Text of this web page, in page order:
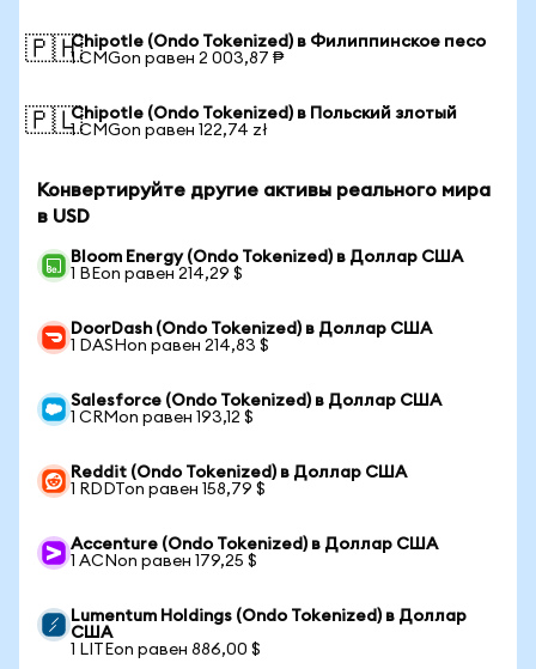
🇵🇭Chipotle (Ondo Tokenized) в Филиппинское песо
1 CMGon равен 2 003,87 ₱
🇵🇱Chipotle (Ondo Tokenized) в Польский злотый
1 CMGon равен 122,74 zł
Конвертируйте другие активы реального мира
в USD
Bloom Energy (Ondo Tokenized) в Доллар США
1 BEon равен 214,29 $
DoorDash (Ondo Tokenized) в Доллар США
1 DASHon равен 214,83 $
Salesforce (Ondo Tokenized) в Доллар США
1 CRMon равен 193,12 $
Reddit (Ondo Tokenized) в Доллар США
1 RDDTon равен 158,79 $
Accenture (Ondo Tokenized) в Доллар США
1 ACNon равен 179,25 $
Lumentum Holdings (Ondo Tokenized) в Доллар
США
1 LITEon равен 886,00 $